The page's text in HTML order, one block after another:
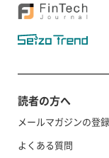
読者の方へ
メールマガジンの登録
よくある質問